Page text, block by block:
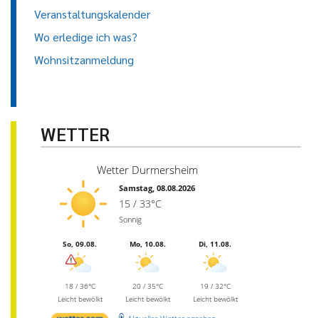
Veranstaltungskalender
Wo erledige ich was?
Wohnsitzanmeldung
WETTER
Wetter Durmersheim
Samstag, 08.08.2026
15 / 33°C
Sonnig
So, 09.08.
18 / 36°C
Leicht bewölkt
Mo, 10.08.
20 / 35°C
Leicht bewölkt
Di, 11.08.
19 / 32°C
Leicht bewölkt